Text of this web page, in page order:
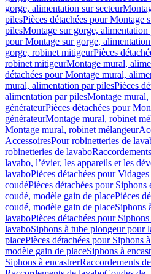
gorge, alimentation sur secteur
pilesPièces détachées pour Montage
pilesMontage sur gorge, alimentation
pour Montage sur gorge,
gorge, robinet mitigeurPièces
robinet mitigeurMontage mural,
détachées pour Montage mural,
mural, alimentation par pilesPièces
alimentation par pilesMontage
générateurPièces détachées pour
générateurMontage mural, robinet
Montage mural, robinet mélangeur
AccessoiresPour robinetteries de
robinetteries de lavabo
lavabo, l’évier, les appareils et les
lavaboPièces détachées pour
coudéPièces détachées pour Siphons
coudé, modèle gain de placePièces
coudé, modèle gain de placeSiphons
lavaboPièces détachées pour
lavaboSiphons à tube plongeur pour
placePièces détachées pour Siphons
modèle gain de placeSiphons à
Siphons à encastrerRaccordements